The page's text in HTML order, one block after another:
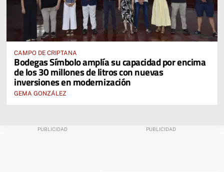
CAMPO DE CRIPTANA
Bodegas Símbolo amplía su capacidad por encima
de los 30 millones de litros con nuevas
inversiones en modernización
GEMA GONZÁLEZ